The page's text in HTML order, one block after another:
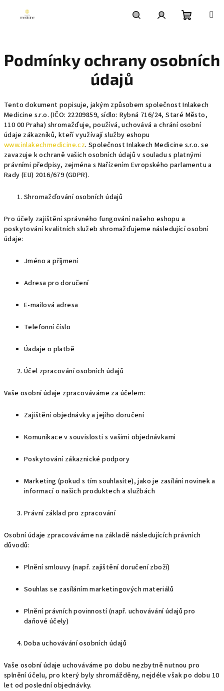
košík
Podmínky ochrany osobních
údajů
Tento dokument popisuje, jakým způsobem společnost Inlakech
Medicine s.r.o. (IČO: 22209859, sídlo: Rybná 716/24, Staré Město,
110 00 Praha) shromažďuje, používá, uchovává a chrání osobní
údaje zákazníků, kteří využívají služby eshopu
www.inlakechmedicine.cz. Společnost Inlakech Medicine s.r.o. se
zavazuje k ochraně vašich osobních údajů v souladu s platnými
právními předpisy, zejména s Nařízením Evropského parlamentu a
Rady (EU) 2016/679 (GDPR).
Shromažďování osobních údajů
Pro účely zajištění správného fungování našeho eshopu a
poskytování kvalitních služeb shromažďujeme následující osobní
údaje:
Jméno a příjmení
Adresa pro doručení
E-mailová adresa
Telefonní číslo
Úadaje o platbě
Účel zpracování osobních údajů
Vaše osobní údaje zpracováváme za účelem:
Zajištění objednávky a jejího doručení
Komunikace v souvislosti s vašimi objednávkami
Poskytování zákaznické podpory
Marketing (pokud s tím souhlasíte), jako je zasílání novinek a
informací o našich produktech a službách
Právní základ pro zpracování
Osobní údaje zpracováváme na základě následujících právních
důvodů:
Plnění smlouvy (např. zajištění doručení zboží)
Souhlas se zasíláním marketingových materiálů
Plnění právních povinností (např. uchovávání údajů pro
daňové účely)
Doba uchovávání osobních údajů
Vaše osobní údaje uchováváme po dobu nezbytně nutnou pro
splnění účelu, pro který byly shromážděny, nejdéle však po dobu 10
let od poslední objednávky.